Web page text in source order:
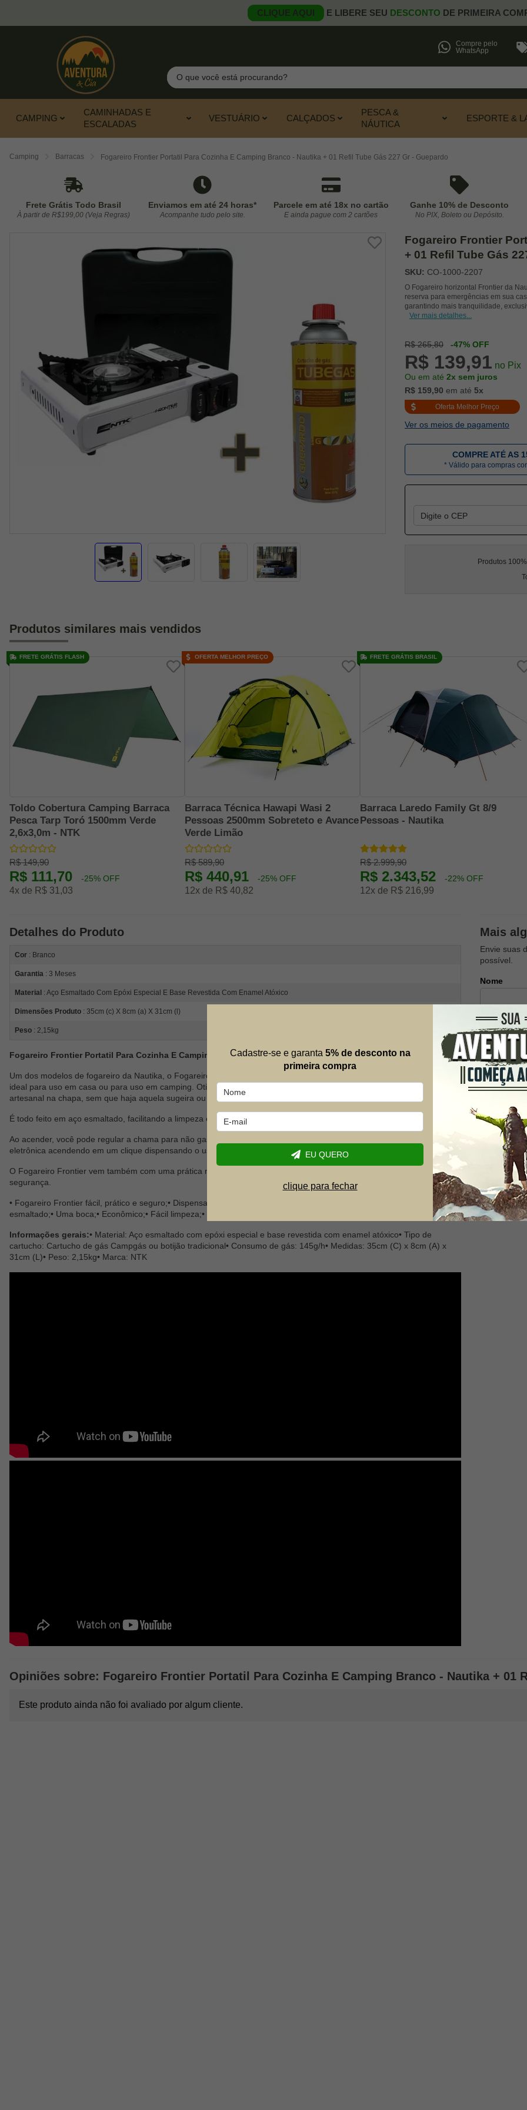
CLIQUE AQUI E LIBERE SEU DESCONTO DE PRIMEIRA
Compre pelo
WhatsApp
Pesquisar
CAMPING
CAMINHADAS E
ESCALADAS
VESTUÁRIO CALÇADOS
PESCA &
NÁUTICA
ESPORTE &
Camping Barracas Fogareiro Frontier Portatil Para Cozinha E Camping Branco - Nautika + 01 Refil Tube Gás 227 Gr - Guepardo
Frete Grátis Todo Brasil
À partir de R$199,00 (Veja Regras)
Enviamos em até 24 horas*
Acompanhe tudo pelo site.
Parcele em até 18x no cartão
E ainda pague com 2 cartões
Ganhe 10% de Desconto
No PIX, Boleto ou Depósito.
Fogareiro Frontier
+ 01 Refil Tube Gás
SKU: CO-1000-2207
O Fogareiro horizontal Frontier da
reserva para emergências em sua
garantindo mais tranquilidade,
Ver mais detalhes...
R$ 265,80 -47% OFF
R$ 139,91 no Pix
Ou em até 2x sem juros
R$ 159,90 em até 5x
Oferta Melhor Preço
Ver os meios de pagamento
COMPRE ATÉ AS
* Válido para compras
Produtos
Produtos similares mais vendidos
Toldo Cobertura Camping Barraca
Pesca Tarp Toró 1500mm Verde
2,6x3,0m - NTK
R$ 149,90
R$ 111,70 -25% OFF
4x de R$ 31,03
FRETE GRÁTIS FLASH
Barraca Técnica Hawapi Wasi 2
Pessoas 2500mm Sobreteto e Avance
Verde Limão
R$ 589,90
R$ 440,91 -25% OFF
12x de R$ 40,82
OFERTA MELHOR PREÇO
Barraca Laredo Family Gt 8/9
Pessoas - Nautika
R$ 2.999,90
R$ 2.343,52 -22% OFF
12x de R$ 216,99
FRETE GRÁTIS BRASIL
Detalhes do Produto
Cor : Branco
Garantia : 3 Meses
Material : Aço Esmaltado Com Epóxi Especial E Base Revestida Com Enamel Atóxico
Dimensões Produto : 35cm (c) X 8cm (a) X 31cm (l)
Peso : 2,15kg
Fogareiro Frontier Portatil Para Cozinha E Camping Branco - Nautika + 01 Refil Tube Gás 227 Gr - Guepardo
Um dos modelos de fogareiro da Nautika, o Fogareiro Frontier de uma boca é feito para você aventureiro ou caseiro, é
ideal para uso em casa ou para uso em camping. Otimo para fazer aquela fritura ou até mesmo um hamburguer
artesanal na chapa, sem que haja aquela sugeira ou cheio indesejado dentro de casa.
É todo feito em aço esmaltado, facilitando a limpeza e com apoio de panelas removível, de fácil instalação e utilização.
Ao acender, você pode regular a chama para não gastar mais gás do que o necessário e com sistema piezo de ignição
eletrônica acendendo em um clique dispensando o uso de fósforos, tornando o mais fácil e seguro.
O Fogareiro Frontier vem também com uma prática maleta de transporte para você armazená-lo e carregá-lo com
segurança.
• Fogareiro Frontier fácil, prático e seguro;• Dispensa uso de fosforo devido ao sistema piezo de ignição;• Em aço
esmaltado;• Uma boca;• Econômico;• Fácil limpeza;• Possui uma maleta para transporte.
Informações gerais:• Material: Aço esmaltado com epóxi especial e base revestida com enamel atóxico• Tipo de
cartucho: Cartucho de gás Campgás ou botijão tradicional• Consumo de gás: 145g/h• Medidas: 35cm (C) x 8cm (A) x
31cm (L)• Peso: 2,15kg• Marca: NTK
Mais
Envie suas
possível.
Nome
E-mail
Telefone
Opiniões sobre: Fogareiro Frontier Portatil Para Cozinha E Camping Branco - Nautika + 01
Este produto ainda não foi avaliado por algum cliente.
Cadastre-se e garanta 5% de desconto na
primeira compra
EU QUERO
clique para fechar